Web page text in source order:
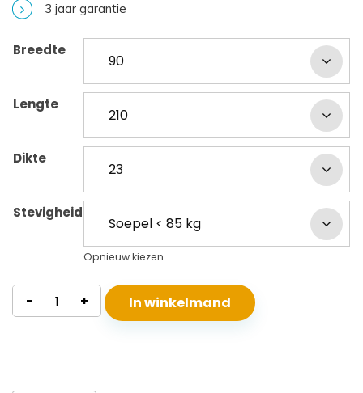
3 jaar garantie
Breedte
Lengte
Dikte
Stevigheid
Opnieuw kiezen
Koudschuim
Matras
- + In winkelmand